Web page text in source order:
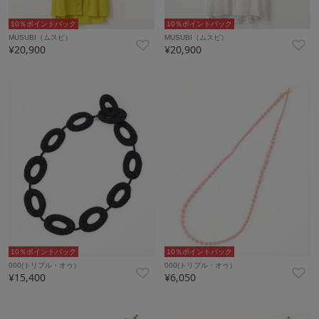
10％ポイントバック
MUSUBI（ムスビ）
¥20,900
10％ポイントバック
MUSUBI（ムスビ）
¥20,900
10％ポイントバック
000(トリプル・オゥ）
¥15,400
10％ポイントバック
000(トリプル・オゥ）
¥6,050